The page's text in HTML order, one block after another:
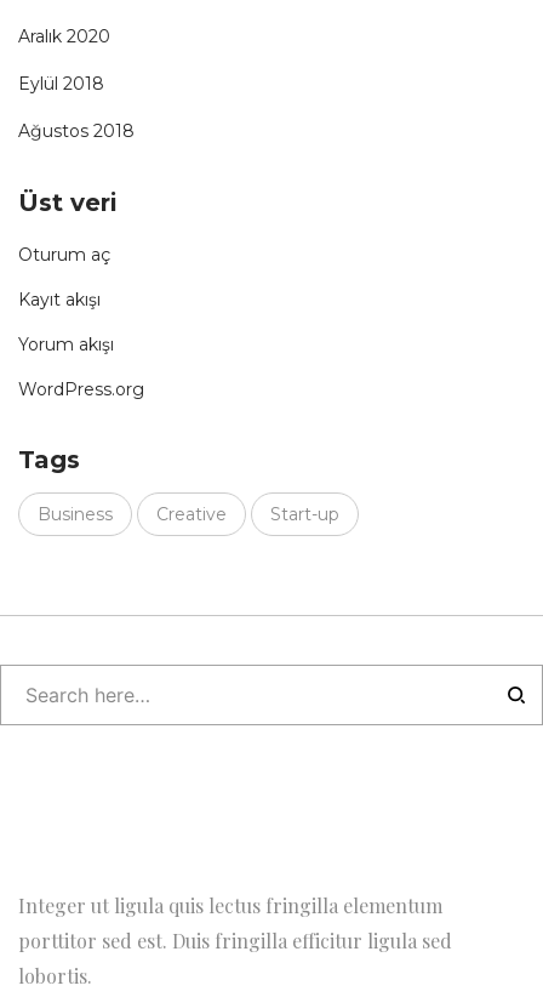
Aralık 2020
Eylül 2018
Ağustos 2018
Üst veri
Oturum aç
Kayıt akışı
Yorum akışı
WordPress.org
Tags
Business Creative Start-up
Integer ut ligula quis lectus fringilla elementum
porttitor sed est. Duis fringilla efficitur ligula sed
lobortis.